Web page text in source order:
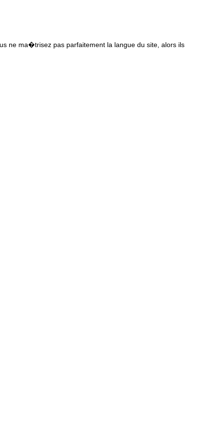
ne ma�trisez pas parfaitement la langue du site, alors ils